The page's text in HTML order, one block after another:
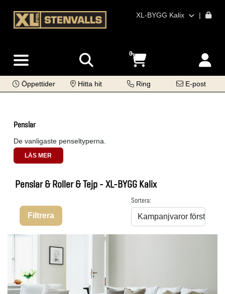
XL-BYGG Kalix |
0
Öppettider Hitta hit Ring E-post
Penslar
De vanligaste penseltyperna.
LÄS MER
Penslar & Roller & Tejp - XL-BYGG Kalix
Filtrera
Sortera: